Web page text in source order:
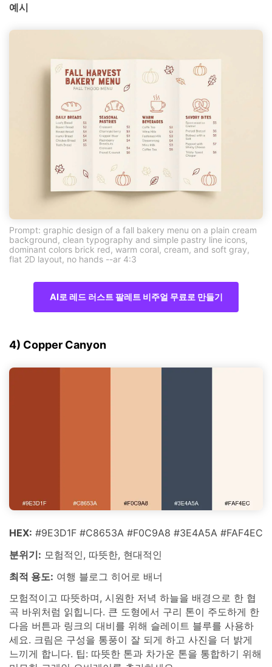
예시
Prompt: graphic design of a fall bakery menu on a plain cream
background, clean typography and simple pastry line icons,
dominant colors brick red, warm coral, cream, and soft gray,
flat 2D layout, no hands --ar 4:3
AI로 레드 러스트 팔레트 비주얼 무료로 만들기
4) Copper Canyon
HEX: #9E3D1F #C8653A #F0C9A8 #3E4A5A #FAF4EC
분위기: 모험적인, 따뜻한, 현대적인
최적 용도: 여행 블로그 히어로 배너
모험적이고 따뜻하며, 시원한 저녁 하늘을 배경으로 한 협
곡 바위처럼 읽힙니다. 큰 도형에서 구리 톤이 주도하게 한
다음 버튼과 링크의 대비를 위해 슬레이트 블루를 사용하
세요. 크림은 구성을 통풍이 잘 되게 하고 사진을 더 밝게
느끼게 합니다. 팁: 따뜻한 톤과 차가운 톤을 통합하기 위해